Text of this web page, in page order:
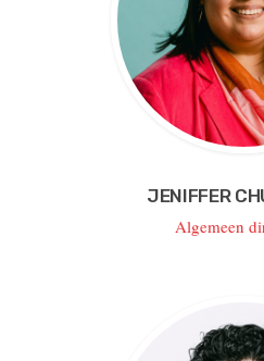
JENIFFER
Algemeen